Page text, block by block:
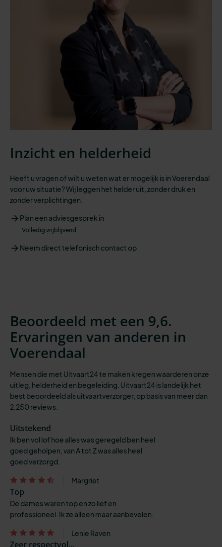
Inzicht en helderheid
Heeft u vragen of wilt u weten wat er mogelijk is in Voerendaal
voor uw situatie? Wij leggen het helder uit, zonder druk en
zonder verplichtingen.
Plan een adviesgesprek in
Volledig vrijblijvend
Neem direct telefonisch contact op
Beoordeeld met een 9,6.
Ervaringen van anderen in
Voerendaal
Mensen die met Uitvaart24 te maken kregen waarderen onze
uitleg, helderheid en begeleiding. Uitvaart24 is landelijk het
best beoordeeld als uitvaartverzorger, op basis van meer dan
2.250 reviews.
Uitstekend
Ik ben vol lof hoe alles was geregeld ben heel
goed geholpen, van A tot Z was alles heel
goed verzorgd.
Margriet
Top
De dames waren top en zo lief en
professioneel. Ik ze alleen maar aanbevelen.
Lenie Raven
Zeer respectvol...